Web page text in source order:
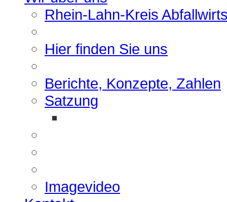
Rhein-Lahn-Kreis
Hier finden Sie uns
Berichte, Konzepte, Zahlen
Satzung
Imagevideo